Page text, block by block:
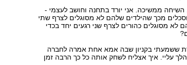
ממשיכה. אני יורד בתחנה וחושב לעצמי -
מכך שהילדים שלהם לא מסוגלים לצרף שתי
מסוגלים כהורים לצרף שני רגעים יחד בכדי
ששמעתי בקניון שבה אמא אחת אמרה לחברה
עליי. איך אצליח לשחק אותה כל כך הרבה זמן